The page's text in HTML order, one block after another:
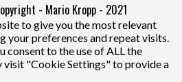
- Mario Kropp - 2021
to give you the most relevant
your preferences and repeat visits.
consent to the use of ALL the
visit "Cookie Settings" to provide a